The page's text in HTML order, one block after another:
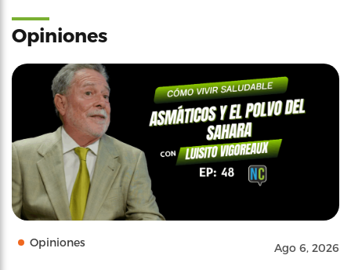
Opiniones
Opiniones Ago 6, 2026